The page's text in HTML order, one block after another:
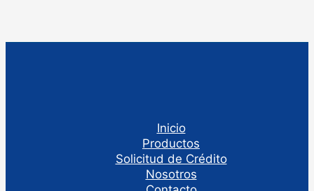
Inicio
Productos
Solicitud de Crédito
Nosotros